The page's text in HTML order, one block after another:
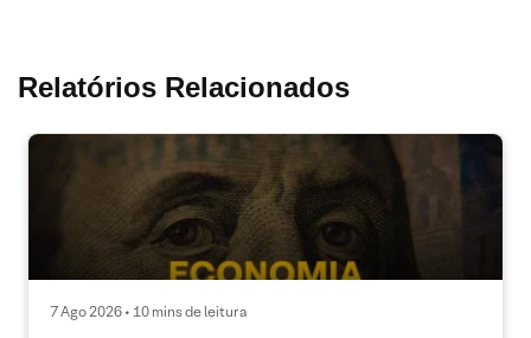
Relatórios Relacionados
7 Ago 2026 • 10 mins de leitura